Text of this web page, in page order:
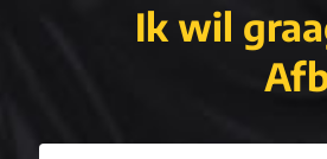
Ik wil